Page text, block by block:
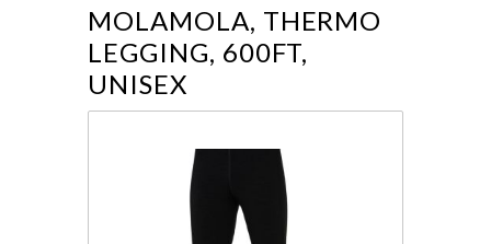
MOLAMOLA, THERMO
LEGGING, 600FT,
UNISEX